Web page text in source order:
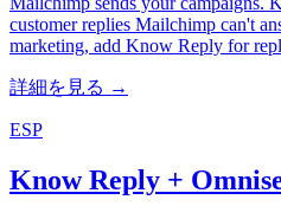
customer replies Mailchimp can't
marketing, add Know Reply for
詳細を見る →
ESP
Know Reply +